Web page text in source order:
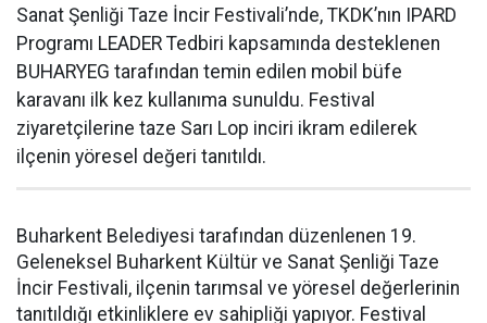
Sanat Şenliği Taze İncir Festivali’nde, TKDK’nın IPARD
Programı LEADER Tedbiri kapsamında desteklenen
BUHARYEG tarafından temin edilen mobil büfe
karavanı ilk kez kullanıma sunuldu. Festival
ziyaretçilerine taze Sarı Lop inciri ikram edilerek
ilçenin yöresel değeri tanıtıldı.
Buharkent Belediyesi tarafından düzenlenen 19.
Geleneksel Buharkent Kültür ve Sanat Şenliği Taze
İncir Festivali, ilçenin tarımsal ve yöresel değerlerinin
tanıtıldığı etkinliklere ev sahipliği yapıyor. Festival